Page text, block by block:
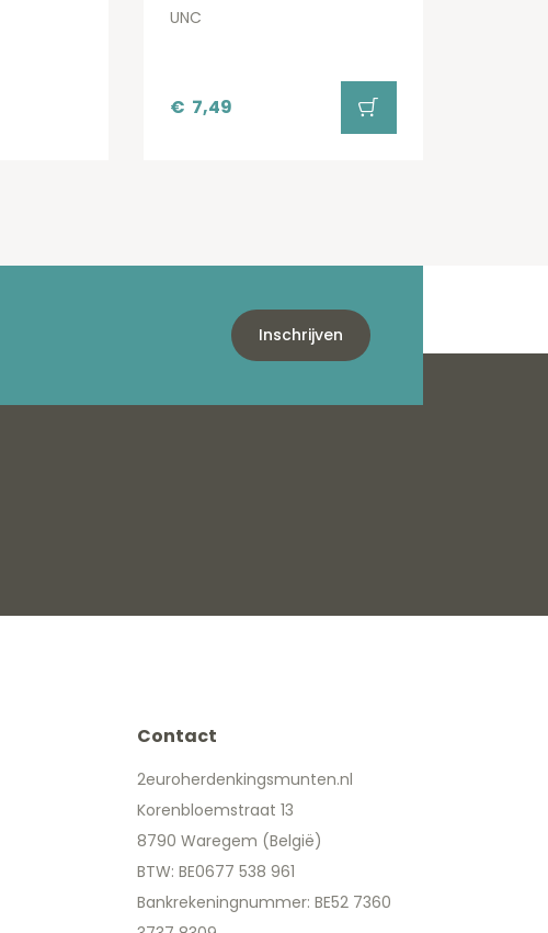
UNC
€ 7,49
Inschrijven
Contact
2euroherdenkingsmunten.nl
Korenbloemstraat 13
8790 Waregem (België)
BTW: BE0677 538 961
Bankrekeningnummer: BE52 7360